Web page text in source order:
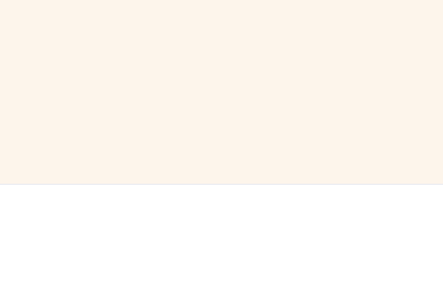
film. Merci a